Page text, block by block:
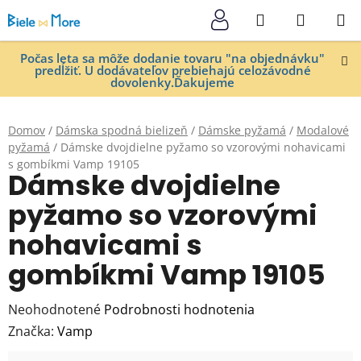
na
obsah
Počas leta sa môže dodanie tovaru "na objednávku"
predĺžiť. U dodávateľov prebiehajú celozávodné
dovolenky.Ďakujeme
Hľadať
KOŠÍK
Domov / Dámska spodná bielizeň / Dámske pyžamá / Modalové
pyžamá / Dámske dvojdielne pyžamo so vzorovými nohavicami
s gombíkmi Vamp 19105
Dámske dvojdielne
pyžamo so vzorovými
nohavicami s
gombíkmi Vamp 19105
Priemerné
hodnotenie
Neohodnotené Podrobnosti hodnotenia
Značka: Vamp